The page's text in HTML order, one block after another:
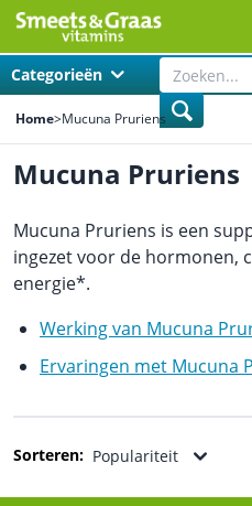
Categorieën
Home>Mucuna Pruriens
Mucuna Pruriens
Sorteren: Populariteit
Mucuna Pruriens is een
ingezet voor de hormonen,
energie*.
Werking van Mucuna
Ervaringen met Mucuna